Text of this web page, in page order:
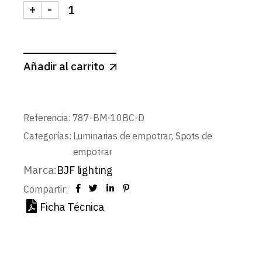
LYRA-SPOT REDONDO FIJO CONCAVO 10W
-
+
Añadir al carrito
Referencia: 787-BM-10BC-D
Categorías: Luminarias de empotrar, Spots de
empotrar
Marca:BJF lighting
Compartir:
Ficha Técnica